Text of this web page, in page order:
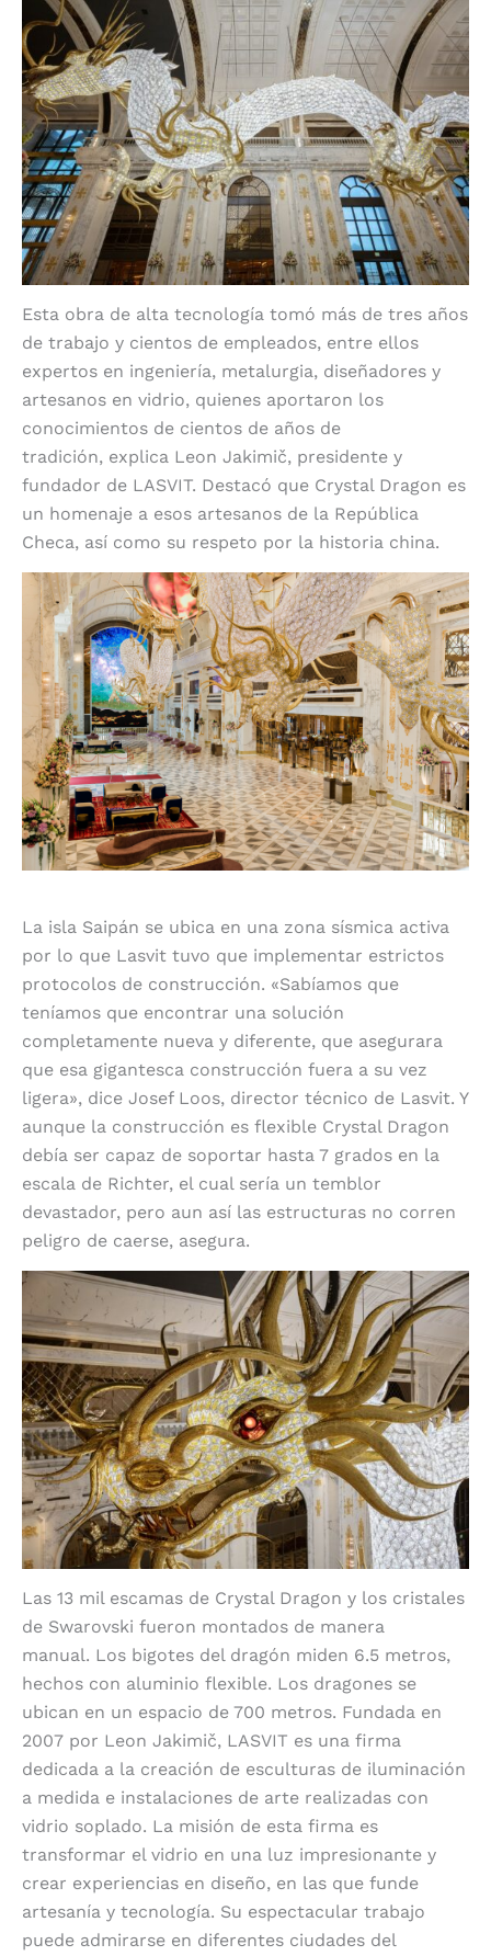
Esta obra de alta tecnología tomó más de tres años
de trabajo y cientos de empleados, entre ellos
expertos en ingeniería, metalurgia, diseñadores y
artesanos en vidrio, quienes aportaron los
conocimientos de cientos de años de
tradición, explica Leon Jakimič, presidente y
fundador de LASVIT. Destacó que Crystal Dragon es
un homenaje a esos artesanos de la República
Checa, así como su respeto por la historia china.
La isla Saipán se ubica en una zona sísmica activa
por lo que Lasvit tuvo que implementar estrictos
protocolos de construcción. «Sabíamos que
teníamos que encontrar una solución
completamente nueva y diferente, que asegurara
que esa gigantesca construcción fuera a su vez
ligera», dice Josef Loos, director técnico de Lasvit. Y
aunque la construcción es flexible Crystal Dragon
debía ser capaz de soportar hasta 7 grados en la
escala de Richter, el cual sería un temblor
devastador, pero aun así las estructuras no corren
peligro de caerse, asegura.
Las 13 mil escamas de Crystal Dragon y los cristales
de Swarovski fueron montados de manera
manual. Los bigotes del dragón miden 6.5 metros,
hechos con aluminio flexible. Los dragones se
ubican en un espacio de 700 metros. Fundada en
2007 por Leon Jakimič, LASVIT es una firma
dedicada a la creación de esculturas de iluminación
a medida e instalaciones de arte realizadas con
vidrio soplado. La misión de esta firma es
transformar el vidrio en una luz impresionante y
crear experiencias en diseño, en las que funde
artesanía y tecnología. Su espectacular trabajo
puede admirarse en diferentes ciudades del